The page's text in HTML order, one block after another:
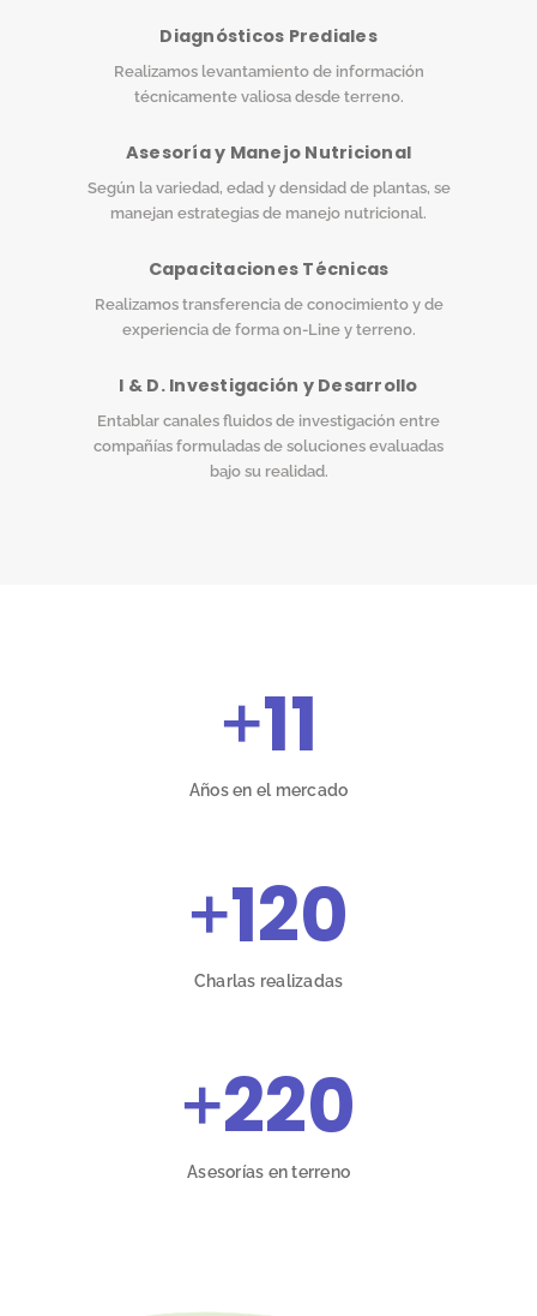
Diagnósticos Prediales
Realizamos levantamiento de información
técnicamente valiosa desde terreno.
Asesoría y Manejo Nutricional
Según la variedad, edad y densidad de plantas, se
manejan estrategias de manejo nutricional.
Capacitaciones Técnicas
Realizamos transferencia de conocimiento y de
experiencia de forma on-Line y terreno.
I & D. Investigación y Desarrollo
Entablar canales fluidos de investigación entre
compañías formuladas de soluciones evaluadas
bajo su realidad.
+11
Años en el mercado
+120
Charlas realizadas
+220
Asesorías en terreno